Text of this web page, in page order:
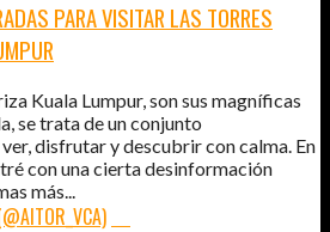
PARA VISITAR LAS TORRES
Kuala Lumpur, son sus magníficas
se trata de un conjunto
disfrutar y descubrir con calma. En
con una cierta desinformación
más...